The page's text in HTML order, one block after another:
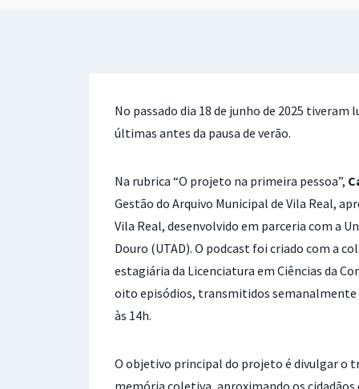
No passado dia 18 de junho de 2025 tiveram
últimas antes da pausa de verão.
Na rubrica “O projeto na primeira pessoa”,
Gestão do Arquivo Municipal de Vila Real,
Vila Real, desenvolvido em parceria com a
Douro (UTAD). O podcast foi criado com a
estagiária da Licenciatura em Ciências da
oito episódios, transmitidos semanalmente
às 14h.
O objetivo principal do projeto é divulgar o
memória coletiva, aproximando os